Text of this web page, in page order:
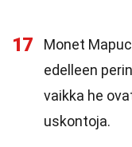
17
Monet
edelleen
vaikka he
uskontoja.